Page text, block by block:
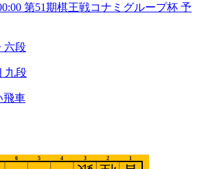
第51期棋王戦コナミグループ杯 予
六段
段
飛車